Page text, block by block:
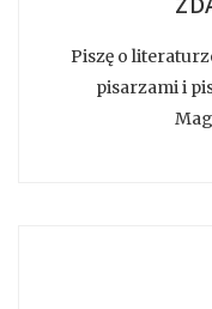
Piszę o
pisarzami i